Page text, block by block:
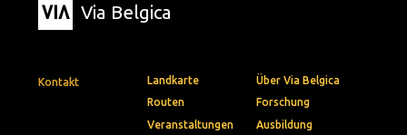
Via Belgica
Kontakt
Landkarte
Routen
Veranstaltungen
Über Via Belgica
Forschung
Ausbildung